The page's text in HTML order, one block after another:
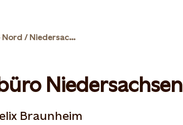
Regionalbüro Nord / Niedersachsen
Niedersachsen
Braunheim